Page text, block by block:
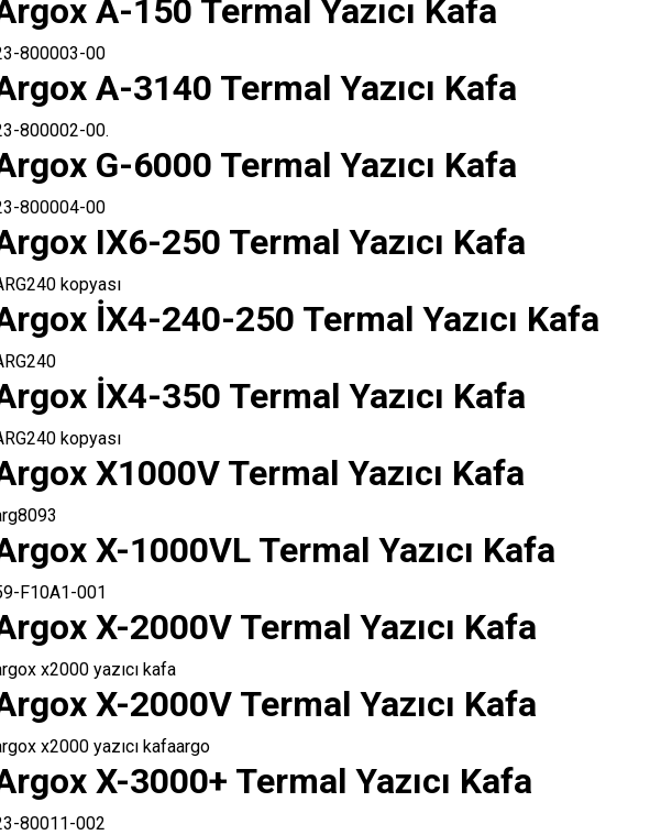
A-150 Termal Yazıcı Kafa
800003-00
A-3140 Termal Yazıcı Kafa
800002-00.
G-6000 Termal Yazıcı Kafa
800004-00
IX6-250 Termal Yazıcı Kafa
kopyası
İX4-240-250 Termal Yazıcı Kafa
İX4-350 Termal Yazıcı Kafa
kopyası
X1000V Termal Yazıcı Kafa
X-1000VL Termal Yazıcı Kafa
F10A1-001
X-2000V Termal Yazıcı Kafa
x2000 yazıcı kafa
X-2000V Termal Yazıcı Kafa
x2000 yazıcı kafaargo
X-3000+ Termal Yazıcı Kafa
80011-002